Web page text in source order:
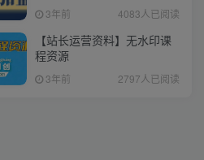
3年前 4083人已阅读
【站长运营资料】无水印课
程资源
3年前 2797人已阅读